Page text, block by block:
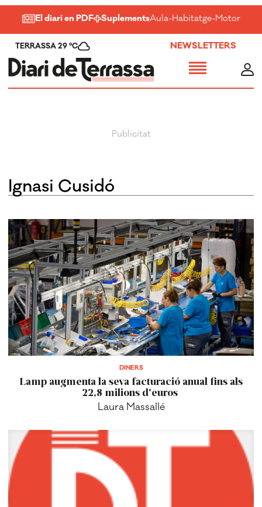
El diari en PDF SuplementsAula-Habitatge-Motor-
TERRASSA 29 ºC NEWSLETTERS
Ignasi Cusidó
DINERS
Lamp augmenta la seva facturació anual fins als
22,8 milions d'euros
Laura Massallé